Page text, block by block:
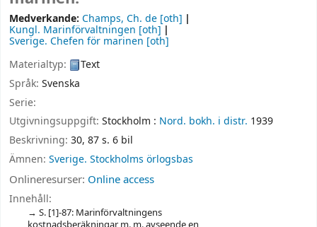
Medverkande: Champs, Ch. de [oth]
Kungl. Marinförvaltningen [oth]
Sverige. Chefen för marinen [oth]
Materialtyp:
Text
Språk: Svenska
Serie:
Utgivningsuppgift: Stockholm : Nord. bokh. i distr. 1939
Beskrivning: 30, 87 s. 6 bil
Ämnen: Sverige. Stockholms örlogsbas
Onlineresurser: Online access
Innehåll:
S. [1]-87: Marinförvaltningens